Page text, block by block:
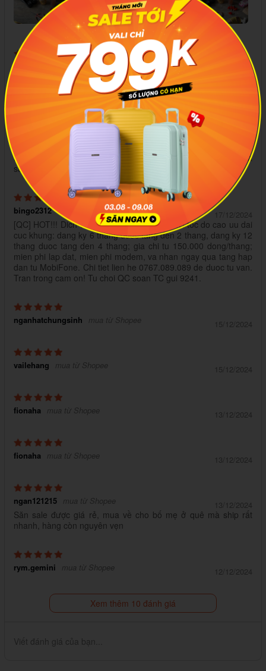
midye mua từ Shopee 07/01/2025
mua từ Shopee
Bao bì/Mẫu mã:đẹp
Công dụng:mỹ phẩm
Hình ảnh mang tính chất nhận xu. Sẽ ủng hộ shop lần sau và
sau nữa.
bingo2312 mua từ Shopee 17/12/2024
[QC] HOT!!! Dich vu INTERNET CAP QUANG toc do cao uu dai
cuc khung: dang ky 6 thang duoc tang den 2 thang, dang ky 12
thang duoc tang den 4 thang; gia chi tu 150.000 dong/thang;
mien phi lap dat, mien phi modem, va nhan ngay qua tang hap
dan tu MobiFone. Chi tiet lien he 0767.089.089 de duoc tu van.
Tran trong cam on! Tu choi QC soan TC gui 9241.
nganhatchungsinh mua từ Shopee 15/12/2024
vailehang mua từ Shopee 15/12/2024
fionaha mua từ Shopee 13/12/2024
fionaha mua từ Shopee 13/12/2024
ngan121215 mua từ Shopee 13/12/2024
Săn sale được giá rẻ, mua về cho bố mẹ ở quê mà ship rất
nhanh, hàng còn nguyên vẹn
rym.gemini mua từ Shopee 12/12/2024
Xem thêm 10 đánh giá
Viết đánh giá của bạn...